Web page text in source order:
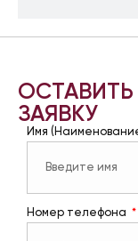
ОСТАВИТЬ
ЗАЯВКУ
Имя
Номер телефона